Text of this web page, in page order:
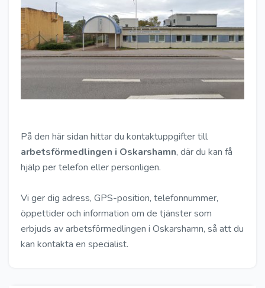
På den här sidan hittar du kontaktuppgifter till
arbetsförmedlingen i Oskarshamn, där du kan få
hjälp per telefon eller personligen.
Vi ger dig adress, GPS-position, telefonnummer,
öppettider och information om de tjänster som
erbjuds av arbetsförmedlingen i Oskarshamn, så att du
kan kontakta en specialist.